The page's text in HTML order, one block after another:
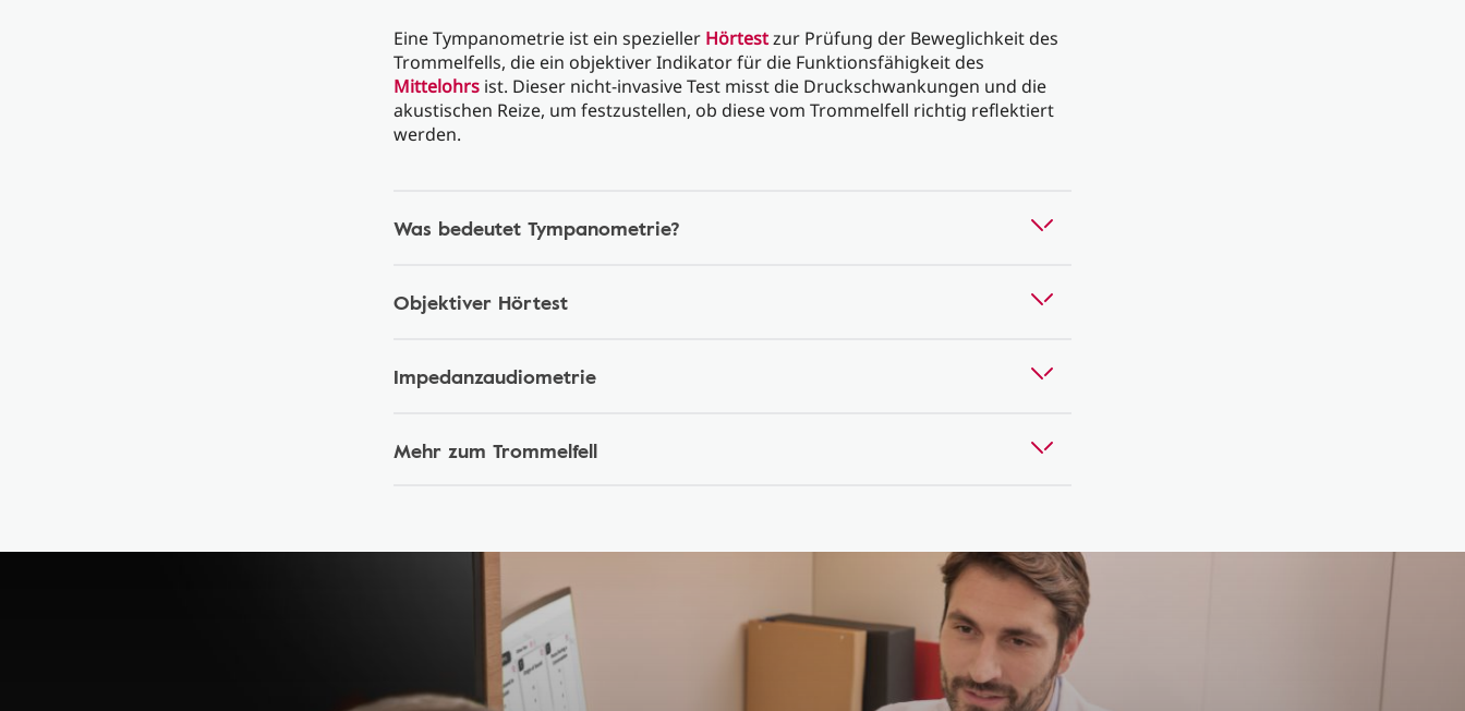
Eine Tympanometrie ist ein spezieller Hörtestzur Prüfung der Beweglichkeit des
Trommelfells, die ein objektiver Indikator für die Funktionsfähigkeit des
Mittelohrs ist. Dieser nicht-invasive Test misst die Druckschwankungen und die
akustischen Reize, um festzustellen, ob diese vom Trommelfell richtig reflektiert
werden.
Was bedeutet Tympanometrie?
Objektiver Hörtest
Impedanzaudiometrie
Mehr zum Trommelfell